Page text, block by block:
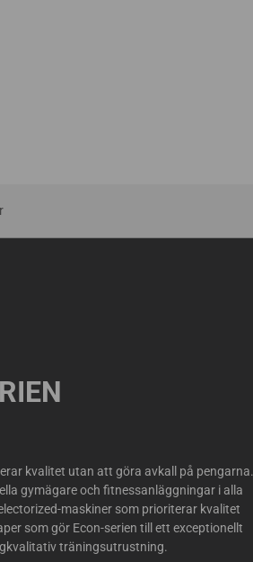
kvalitet utan att göra avkall på pengarna.
gymägare och fitnessanläggningar i alla
maskiner som prioriterar kvalitet
som gör Econ-serien till ett exceptionellt
träningsutrustning.